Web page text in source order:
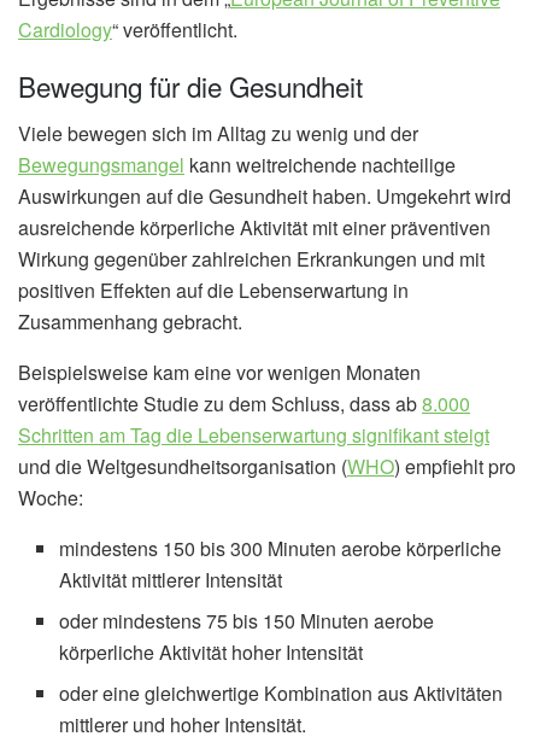
Cardiology“ veröffentlicht.
Bewegung für die Gesundheit
Viele bewegen sich im Alltag zu wenig und der
Bewegungsmangel kann weitreichende nachteilige
Auswirkungen auf die Gesundheit haben. Umgekehrt wird
ausreichende körperliche Aktivität mit einer präventiven
Wirkung gegenüber zahlreichen Erkrankungen und mit
positiven Effekten auf die Lebenserwartung in
Zusammenhang gebracht.
Beispielsweise kam eine vor wenigen Monaten
veröffentlichte Studie zu dem Schluss, dass ab8.000
Schritten am Tag die Lebenserwartung signifikant steigt
und die Weltgesundheitsorganisation (WHO) empfiehlt pro
Woche:
mindestens 150 bis 300 Minuten aerobe körperliche
Aktivität mittlerer Intensität
oder mindestens 75 bis 150 Minuten aerobe
körperliche Aktivität hoher Intensität
oder eine gleichwertige Kombination aus Aktivitäten
mittlerer und hoher Intensität.